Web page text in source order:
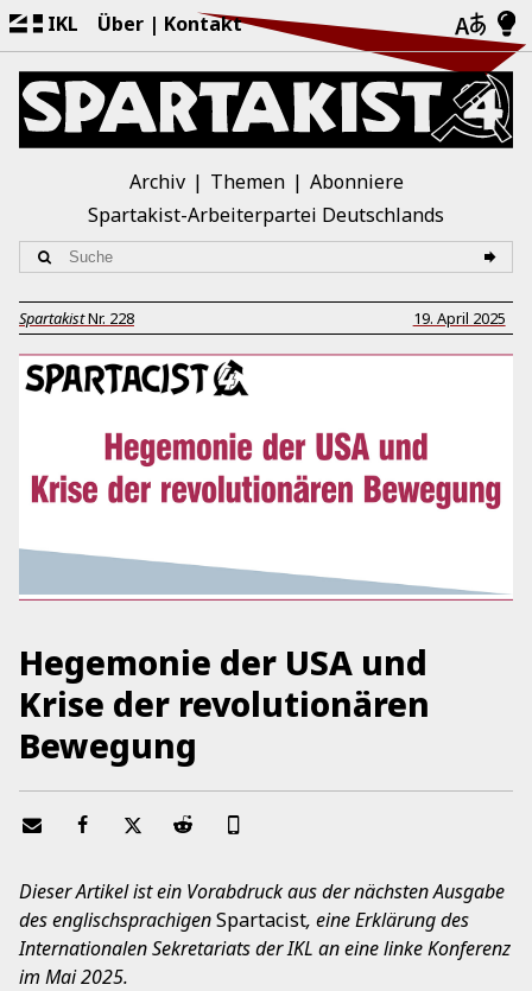
IKL Über Kontakt
Archiv Themen
Abonniere
Spartakist-Arbeiterpartei Deutschlands
SpartakistNr. 228 19. April 2025
Hegemonie der USA und
Krise der revolutionären
Bewegung
Dieser Artikel ist ein Vorabdruck aus der nächsten Ausgabe
des englischsprachigenSpartacist, eine Erklärung des
Internationalen Sekretariats der IKL an eine linke Konferenz
im Mai 2025.